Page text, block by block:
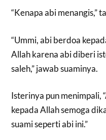
“Kenapa abi menangis,”
“Ummi, abi berdoa
Allah karena abi diberi
saleh,” jawab suaminya.
Isterinya pun menimpali,
kepada Allah semoga
suami seperti abi ini.”